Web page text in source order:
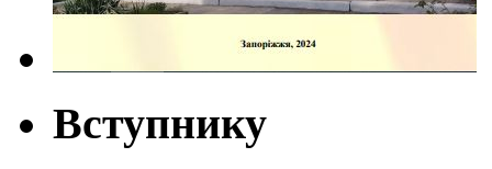
Вступнику